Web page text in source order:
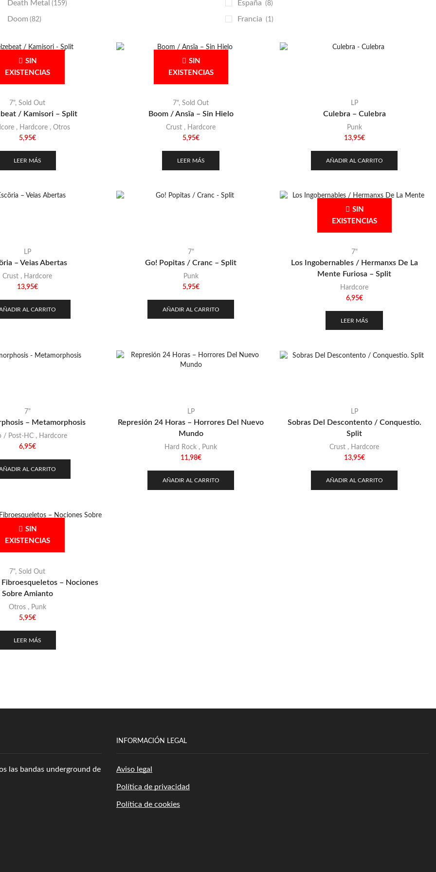
Death Metal (159)
Doom (82)
Grindcore (85)
Hardcore (153)
Heavy Metal
Otros (38)
Prog
Sludge (35)
Thrash Metal (108)
España (8)
Francia (1)
SIN
EXISTENCIAS
7", Sold Out
/ Kamisori – Split
, Hardcore , Otros
5,95€
LEER MÁS
SIN
EXISTENCIAS
7", Sold Out
Boom / Ansïa – Sin Hielo
Crust , Hardcore
5,95€
LEER MÁS
LP
Culebra – Culebra
Punk
13,95€
AÑADIR AL CARRITO
LP
– Veias Abertas
Crust , Hardcore
13,95€
AL CARRITO
7"
Go! Popitas / Cranc – Split
Punk
5,95€
AÑADIR AL CARRITO
SIN
EXISTENCIAS
7"
Los Ingobernables / Hermanxs De La
Mente Furiosa – Split
Hardcore
6,95€
LEER MÁS
7"
– Metamorphosis
/ Post-HC, Hardcore
6,95€
AL CARRITO
LP
Represión 24 Horas – Horrores Del Nuevo
Mundo
Hard Rock , Punk
11,98€
AÑADIR AL CARRITO
LP
Sobras Del Descontento / Conquestio.
Split
Crust , Hardcore
13,95€
AÑADIR AL CARRITO
SIN
EXISTENCIAS
7", Sold Out
Fibroesqueletos – Nociones
Sobre Amianto
Otros, Punk
5,95€
LEER MÁS
las bandas underground de
INFORMACIÓN LEGAL
Aviso legal
Política de privacidad
Política de cookies